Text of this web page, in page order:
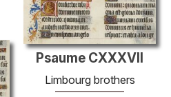
Psaume CXXXVII
Limbourg brothers